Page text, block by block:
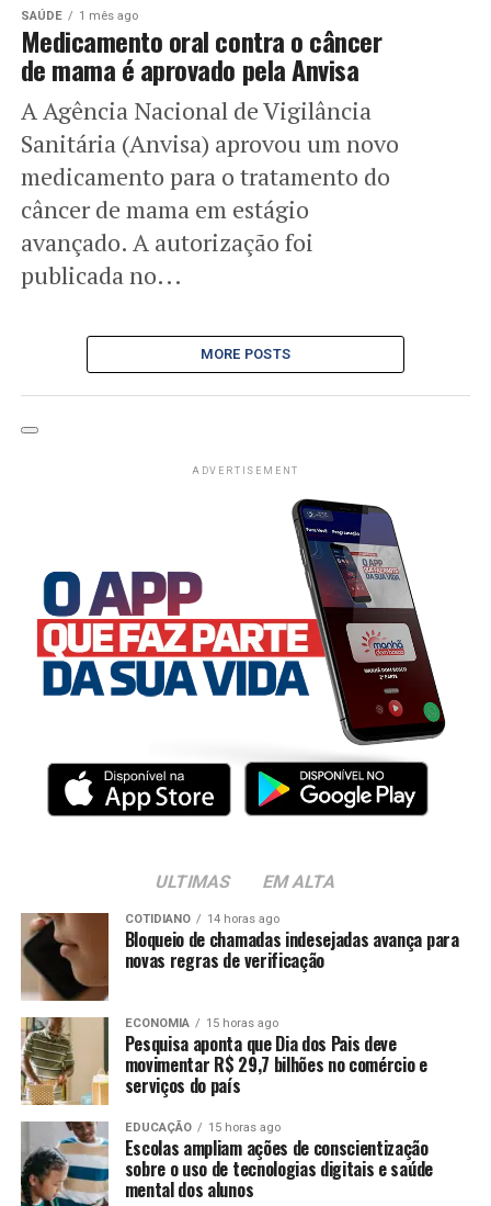
SAÚDE 1 mês ago
Medicamento oral contra o câncer
de mama é aprovado pela Anvisa
A Agência Nacional de Vigilância
Sanitária (Anvisa) aprovou um novo
medicamento para o tratamento do
câncer de mama em estágio
avançado. A autorização foi
publicada no...
MORE POSTS
ADVERTISEMENT
ULTIMAS EM ALTA
COTIDIANO 14 horas ago
Bloqueio de chamadas indesejadas avança para
novas regras de verificação
ECONOMIA 15 horas ago
Pesquisa aponta que Dia dos Pais deve
movimentar R$ 29,7 bilhões no comércio e
serviços do país
EDUCAÇÃO 15 horas ago
Escolas ampliam ações de conscientização
sobre o uso de tecnologias digitais e saúde
mental dos alunos